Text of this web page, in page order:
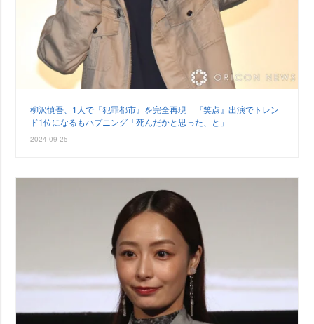
柳沢慎吾、1人で『犯罪都市』を完全再現 『笑点』出演でトレン
ド1位になるもハプニング「死んだかと思った、と」
2024-09-25